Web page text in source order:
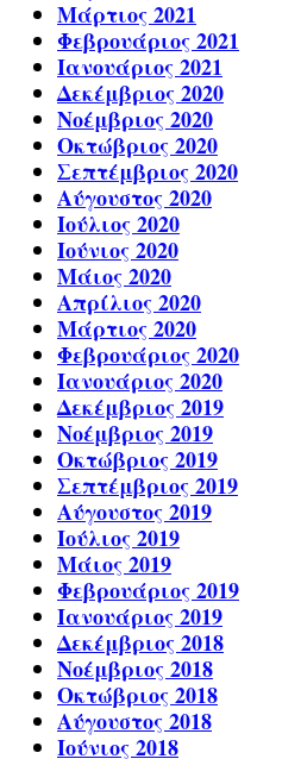
Μάρτιος 2021
Φεβρουάριος 2021
Ιανουάριος 2021
Δεκέμβριος 2020
Νοέμβριος 2020
Οκτώβριος 2020
Σεπτέμβριος 2020
Αύγουστος 2020
Ιούλιος 2020
Ιούνιος 2020
Μάιος 2020
Απρίλιος 2020
Μάρτιος 2020
Φεβρουάριος 2020
Ιανουάριος 2020
Δεκέμβριος 2019
Νοέμβριος 2019
Οκτώβριος 2019
Σεπτέμβριος 2019
Αύγουστος 2019
Ιούλιος 2019
Μάιος 2019
Φεβρουάριος 2019
Ιανουάριος 2019
Δεκέμβριος 2018
Νοέμβριος 2018
Οκτώβριος 2018
Αύγουστος 2018
Ιούνιος 2018